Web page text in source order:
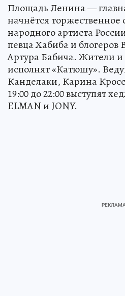
Площадь Ленина —
начнётся торжественное
народного артиста
певца Хабиба и блогеров
Артура Бабича. Жители и
исполнят «Катюшу».
Канделаки, Карина
19:00 до 22:00 выступят
ELMAN и JONY.